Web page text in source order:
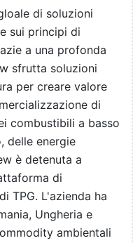
di soluzioni
sui principi di
a una profonda
sfrutta soluzioni
per creare valore
di
combustibili a basso
delle energie
è detenuta a
di
TPG. L'azienda ha
Ungheria e
ambientali